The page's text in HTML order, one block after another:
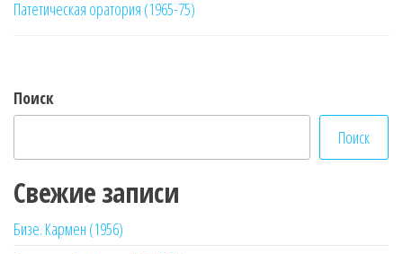
Патетическая оратория (1965-75)
Поиск
Поиск
Свежие записи
Бизе. Кармен (1956)